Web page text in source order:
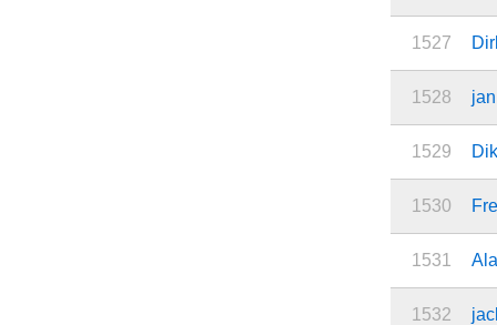
1527
1528
1529
1530
1531
1532